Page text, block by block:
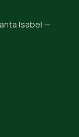
Isabel —